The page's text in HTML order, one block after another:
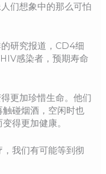
们想象中的那么可怕
研究报道，CD4细
感染者，预期寿命
更加珍惜生命。他们
碰烟酒，空闲时也
得更加健康。
我们有可能等到彻